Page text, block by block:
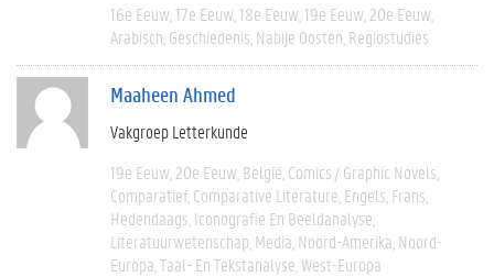
16e Eeuw 17e Eeuw 18e Eeuw 19e Eeuw 20e Eeuw
Arabisch Geschiedenis Nabije Oosten Regiostudies
Maaheen Ahmed
Vakgroep Letterkunde
19e Eeuw 20e Eeuw België Comics / Graphic Novels
Comparatief Comparative Literature Engels Frans
Hedendaags Iconografie En Beeldanalyse
Literatuurwetenschap Media Noord-Amerika Noord-
Europa Taal- En Tekstanalyse West-Europa